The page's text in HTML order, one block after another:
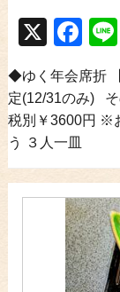
X
◆ゆく年会席折
定(12/31のみ
税別￥3600円
う ３人一